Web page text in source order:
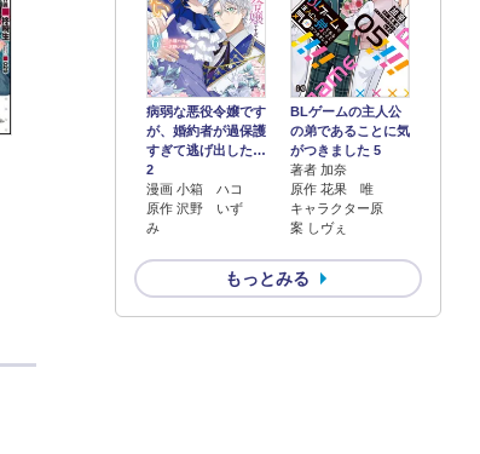
病弱な悪役令嬢です
が、婚約者が過保護
すぎて逃げ出した…
2
漫画 小箱 ハコ
原作 沢野 いず
み
BLゲームの主人公
の弟であることに気
がつきました 5
著者 加奈
原作 花果 唯
キャラクター原
案 しヴぇ
もっとみる